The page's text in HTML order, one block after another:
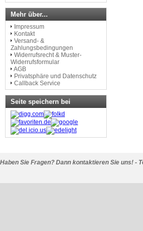
Mehr über...
Impressum
Kontakt
Versand- &
Zahlungsbedingungen
Widerrufsrecht & Muster-
Widerrufsformular
AGB
Privatsphäre und Datenschutz
Callback Service
Seite speichern bei
Haben Sie Fragen? Dann kontaktieren Sie uns! -